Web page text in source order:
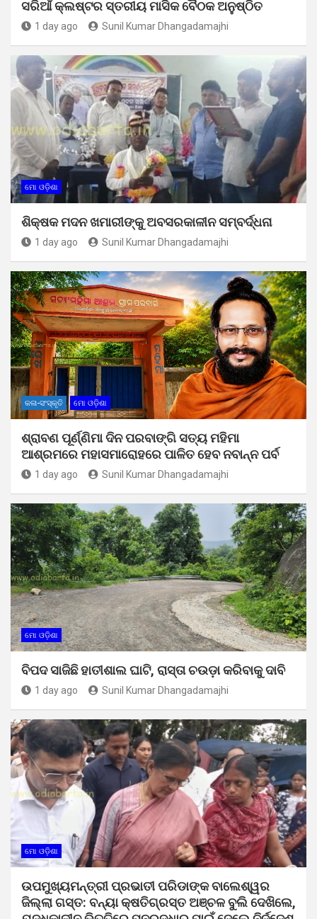
ସରିଆଁ କ୍ଲଷ୍ଟର ସ୍ତରୀୟ ମାସିକ ବୈଠକ ଅନୁଷ୍ଠିତ
1 day ago Sunil Kumar Dhangadamajhi
ମୋ ଓଡ଼ିଶା
ଶିକ୍ଷକ ମଦନ ଖମାରୀଙ୍କୁ ଅବସରକାଳୀନ ସମ୍ବର୍ଦ୍ଧନା
1 day ago Sunil Kumar Dhangadamajhi
କଳା-ସଂସ୍କୃତି ମୋ ଓଡ଼ିଶା
ଶ୍ରାବଣ ପୂର୍ଣ୍ଣିମା ଦିନ ପରବାଙ୍ଗି ସତ୍ୟ ମହିମା
ଆଶ୍ରମରେ ମହାସମାରୋହରେ ପାଳିତ ହେବ ନବାନ୍ନ ପର୍ବ
1 day ago Sunil Kumar Dhangadamajhi
ମୋ ଓଡ଼ିଶା
ବିପଦ ସାଜିଛି ହାତୀଶାଲ ଘାଟି, ରାସ୍ତା ଚଉଡ଼ା କରିବାକୁ ଦାବି
1 day ago Sunil Kumar Dhangadamajhi
ମୋ ଓଡ଼ିଶା
ଉପମୁଖ୍ୟମନ୍ତ୍ରୀ ପ୍ରଭାତୀ ପରିଡାଙ୍କ ବାଲେଶ୍ୱର
ଜିଲ୍ଲା ଗସ୍ତ: ବନ୍ୟା କ୍ଷତିଗ୍ରସ୍ତ ଅଞ୍ଚଳ ବୁଲି ଦେଖିଲେ,